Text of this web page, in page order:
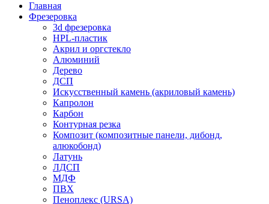
Главная
Фрезеровка
3d фрезеровка
HPL-пластик
Акрил и оргстекло
Алюминий
Дерево
ДСП
Искусственный камень (акриловый камень)
Капролон
Карбон
Контурная резка
Композит (композитные панели, дибонд,
алюкобонд)
Латунь
ЛДСП
МДФ
ПВХ
Пеноплекс (URSA)